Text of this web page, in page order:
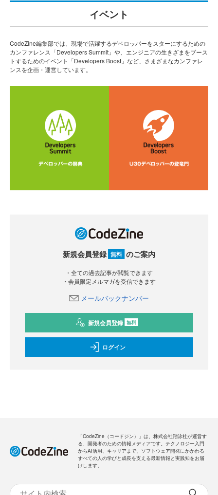
イベント
CodeZine編集部では、現場で活躍するデベロッパーをスターにするための
カンファレンス「Developers Summit」や、エンジニアの生きざまをブース
トするためのイベント「Developers Boost」など、さまざまなカンファレ
ンスを企画・運営しています。
新規会員登録 無料 のご案内
・全ての過去記事が閲覧できます
・会員限定メルマガを受信できます
メールバックナンバー
新規会員登録 無料
ログイン
「CodeZine（コードジン）」は、株式会社翔泳社が運営す
る、開発者のための情報メディアです。テクノロジー入門
からAI活用、キャリアまで、ソフトウェア開発にかかわる
すべての人の学びと成長を支える最新情報と実践知をお届
けします。